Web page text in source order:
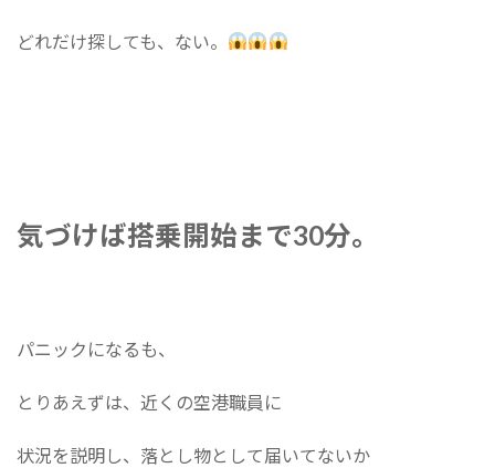
どれだけ探しても、ない。
気づけば搭乗開始まで30分。
パニックになるも、
とりあえずは、近くの空港職員に
状況を説明し、落とし物として届いてないか